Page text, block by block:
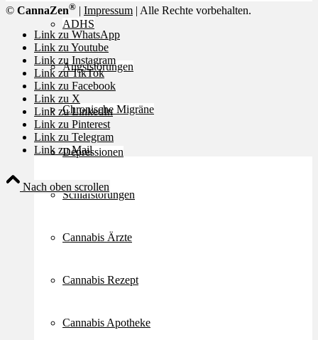
ADHS
Angststörungen
Chronische Migräne
Depressionen
Schlafstörungen
Cannabis Ärzte
Cannabis Rezept
Cannabis Apotheke
© CannaZen® | Impressum | Alle Rechte vorbehalten.
Link zu WhatsApp
Link zu Youtube
Link zu Instagram
Link zu TikTok
Link zu Facebook
Link zu X
Link zu LinkedIn
Link zu Pinterest
Link zu Telegram
Link zu Mail
Nach oben scrollen